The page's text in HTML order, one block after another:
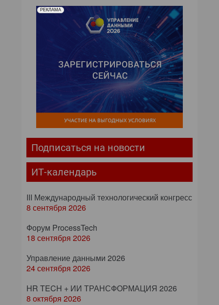
АРХИВ ЖУРНАЛОВ
ПОДПИСКА
РЕКЛАМА
Подписаться на новости
ИТ-календарь
III Международный технологический конгресс
8 сентября 2026
Форум ProcessTech
18 сентября 2026
Управление данными 2026
24 сентября 2026
HR TECH + ИИ ТРАНСФОРМАЦИЯ 2026
8 октября 2026